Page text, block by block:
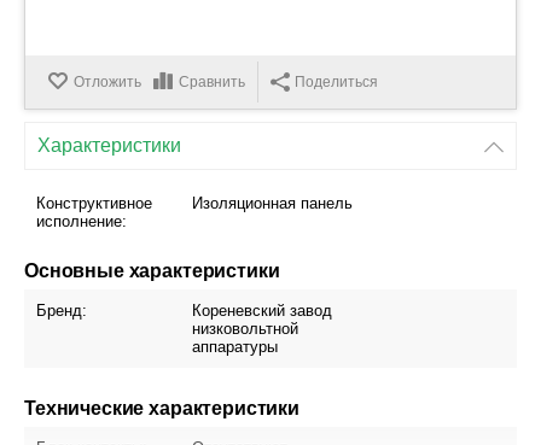
Отложить Сравнить Поделиться
Характеристики
Конструктивное
исполнение:
Изоляционная панель
Основные характеристики
Бренд:
Кореневский завод
низковольтной
аппаратуры
Технические характеристики